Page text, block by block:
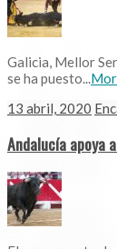
Galicia, Mellor
se ha puesto...
13 abril, 2020
Andalucía apoya